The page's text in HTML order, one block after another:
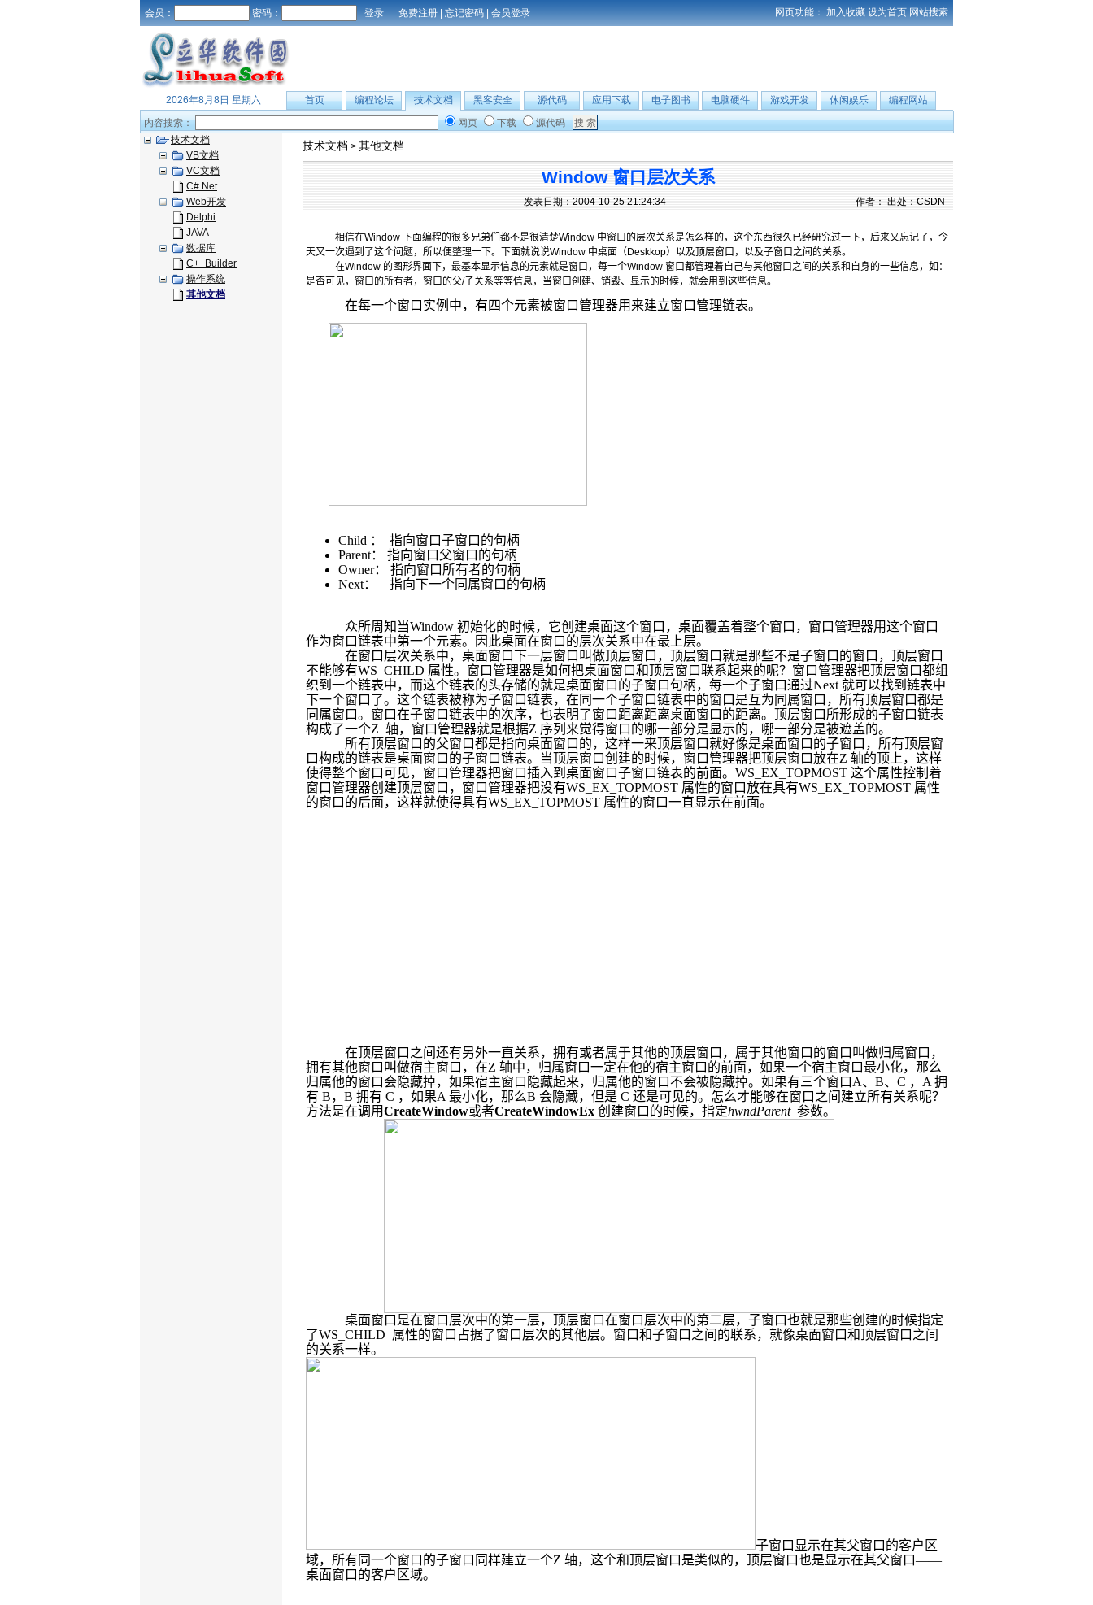
会员： 密码： 免费注册 | 忘记密码 | 会员登录 网页功能： 加入收藏 设为首页 网站搜索
2026年8月8日 星期六 首页 编程论坛 技术文档 黑客安全 源代码 应用下载 电子图书 电脑硬件 游戏开发 休闲娱乐
编程网站
内容搜索：
网页 下载
源代码
技术文档
VB文档
VC文档
C#.Net
Web开发
Delphi
JAVA
数据库
C++Builder
操作系统
其他文档
技术文档 > 其他文档
Window 窗口层次关系
发表日期：2004-10-25 21:24:34 作者： 出处：CSDN
相信在Window 下面编程的很多兄弟们都不是很清楚Window 中窗口的层次关系是怎么样的，这个东西很久已经研究过一下，后来又忘记了，今
天又一次遇到了这个问题，所以便整理一下。下面就说说Window 中桌面（Deskkop）以及顶层窗口，以及子窗口之间的关系。
在Window 的图形界面下，最基本显示信息的元素就是窗口，每一个Window 窗口都管理着自己与其他窗口之间的关系和自身的一些信息，如：
是否可见，窗口的所有者，窗口的父/子关系等等信息，当窗口创建、销毁、显示的时候，就会用到这些信息。
在每一个窗口实例中，有四个元素被窗口管理器用来建立窗口管理链表。
Child ：
指向窗口子窗口的句柄
Parent：
指向窗口父窗口的句柄
Owner：
指向窗口所有者的句柄
Next： 指向下一个同属窗口的句柄
众所周知当Window 初始化的时候，它创建桌面这个窗口，桌面覆盖着整个窗口，窗口管理器用这个窗口
作为窗口链表中第一个元素。因此桌面在窗口的层次关系中在最上层。
在窗口层次关系中，桌面窗口下一层窗口叫做顶层窗口，顶层窗口就是那些不是子窗口的窗口，顶层窗口
不能够有WS_CHILD 属性。窗口管理器是如何把桌面窗口和顶层窗口联系起来的呢？窗口管理器把顶层窗口都组
织到一个链表中，而这个链表的头存储的就是桌面窗口的子窗口句柄，每一个子窗口通过Next 就可以找到链表中
下一个窗口了。这个链表被称为子窗口链表，在同一个子窗口链表中的窗口是互为同属窗口，所有顶层窗口都是
同属窗口。窗口在子窗口链表中的次序，也表明了窗口距离距离桌面窗口的距离。顶层窗口所形成的子窗口链表
构成了一个Z 轴，窗口管理器就是根据Z 序列来觉得窗口的哪一部分是显示的，哪一部分是被遮盖的。
所有顶层窗口的父窗口都是指向桌面窗口的，这样一来顶层窗口就好像是桌面窗口的子窗口，所有顶层窗
口构成的链表是桌面窗口的子窗口链表。当顶层窗口创建的时候，窗口管理器把顶层窗口放在Z 轴的顶上，这样
使得整个窗口可见，窗口管理器把窗口插入到桌面窗口子窗口链表的前面。 WS_EX_TOPMOST 这个属性控制着
窗口管理器创建顶层窗口，窗口管理器把没有WS_EX_TOPMOST 属性的窗口放在具有WS_EX_TOPMOST 属性
的窗口的后面，这样就使得具有WS_EX_TOPMOST 属性的窗口一直显示在前面。
在顶层窗口之间还有另外一直关系，拥有或者属于其他的顶层窗口，属于其他窗口的窗口叫做归属窗口，
拥有其他窗口叫做宿主窗口，在Z 轴中，归属窗口一定在他的宿主窗口的前面，如果一个宿主窗口最小化，那么
归属他的窗口会隐藏掉，如果宿主窗口隐藏起来，归属他的窗口不会被隐藏掉。如果有三个窗口 A、 B、 C ， A 拥
有 B， B 拥有 C ，如果A 最小化，那么B 会隐藏，但是 C 还是可见的。怎么才能够在窗口之间建立所有关系呢？
方法是在调用CreateWindow或者CreateWindowEx 创建窗口的时候，指定hwndParent 参数。
桌面窗口是在窗口层次中的第一层，顶层窗口在窗口层次中的第二层，子窗口也就是那些创建的时候指定
了WS_CHILD 属性的窗口占据了窗口层次的其他层。窗口和子窗口之间的联系，就像桌面窗口和顶层窗口之间
的关系一样。
子窗口显示在其父窗口的客户区
域，所有同一个窗口的子窗口同样建立一个Z 轴，这个和顶层窗口是类似的，顶层窗口也是显示在其父窗口――
桌面窗口的客户区域。